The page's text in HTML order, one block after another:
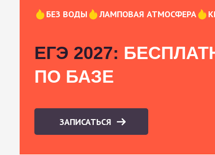
БЕЗ ВОДЫ ЛАМПОВАЯ АТМОСФЕРА
ЕГЭ 2027:
ПО БАЗЕ
ЗАПИСАТЬСЯ